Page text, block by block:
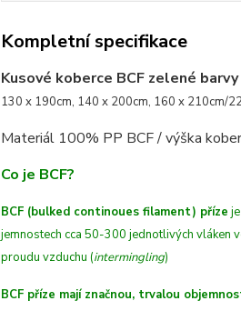
Kompletní specifikace
Kusové koberce BCF zelené barvy
130 x 190cm, 140 x 200cm, 160 x 210cm/
Materiál 100% PP BCF /výška
Co je BCF?
BCF (bulked continoues filament) příze
jemnostech cca 50-300 jednotlivých vláken
proudu vzduchu (intermingling)
BCF příze mají značnou, trvalou